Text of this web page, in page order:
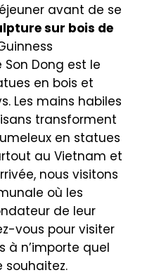
avant de se
sur bois de
Dong est le
en bois et
Les mains habiles
transforment
en statues
au Vietnam et
nous visitons
où les
de leur
vous pour visiter
à n’importe quel